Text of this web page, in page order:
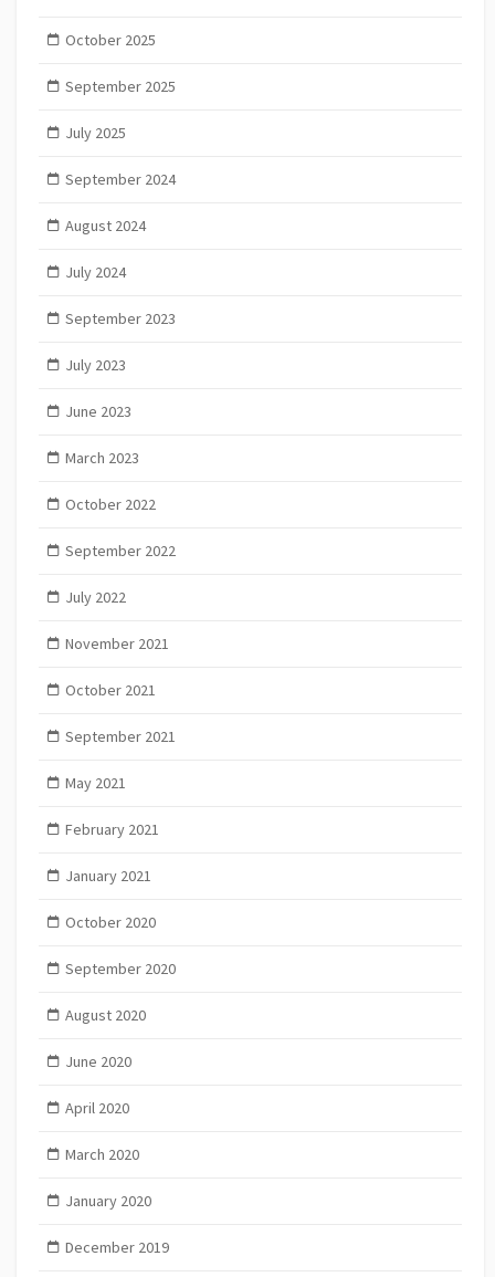
October 2025
September 2025
July 2025
September 2024
August 2024
July 2024
September 2023
July 2023
June 2023
March 2023
October 2022
September 2022
July 2022
November 2021
October 2021
September 2021
May 2021
February 2021
January 2021
October 2020
September 2020
August 2020
June 2020
April 2020
March 2020
January 2020
December 2019